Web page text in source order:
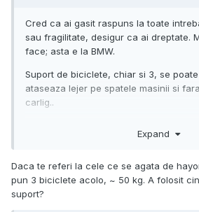
Cred ca ai gasit raspuns la toate
sau fragilitate, desigur ca ai dreptate.
face; asta e la BMW.
Suport de biciclete, chiar si 3, se
ataseaza lejer pe spatele masinii si
carlig..
Expand
Daca te referi la cele ce se agata de
pun 3 biciclete acolo, ~ 50 kg. A folosit
suport?